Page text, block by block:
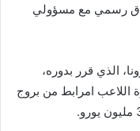
رسمي مع مسؤولي
الذي قرر بدوره،
اللاعب امرابط من بروج